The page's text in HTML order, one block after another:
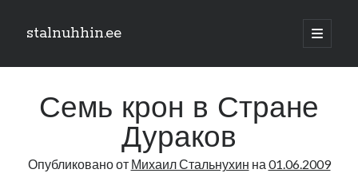
stalnuhhin.ee
отрыть
Боковая
панель
Поиск
Рубрики
Семь крон в Стране
Дураков
Опубликовано от Михаил Стальнухин на 01.06.2009